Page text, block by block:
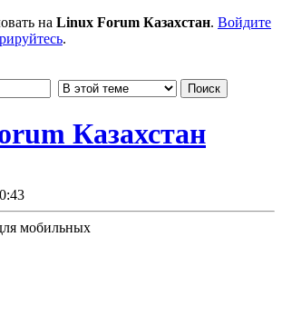
на Linux Forum Казахстан. Войдите
.
мобильных